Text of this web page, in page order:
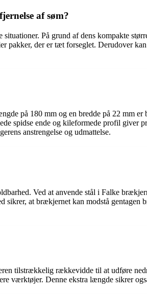
af søm?
På grund af dens kompakte
pakker, der er tæt forseglet. Derudover
på 180 mm og en bredde på 22 mm
spidse ende og kileformede profil
anstrengelse og udmattelse.
Ved at anvende stål i Falke
sikrer, at brækjernet kan modstå
tilstrækkelig rækkevidde til at udføre
værktøjer. Denne ekstra længde sikrer